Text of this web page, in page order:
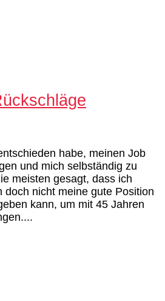
habe, meinen Job
und mich selbständig zu
meisten gesagt, dass ich
doch nicht meine gute Position
kann, um mit 45 Jahren